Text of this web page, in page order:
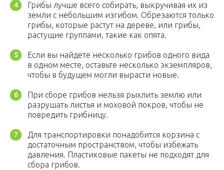
Грибы лучше всего собирать, выкручивая их из
земли с небольшим изгибом. Обрезаются только
грибы, которые растут на дереве, или грибы,
растущие группами, такие как опята.
Если вы найдете несколько грибов одного вида
в одном месте, оставьте несколько экземпляров,
чтобы в будущем могли вырасти новые.
При сборе грибов нельзя рыхлить землю или
разрушать листья и моховой покров, чтобы не
повредить грибницу.
Для транспортировки понадобится корзина с
достаточным пространством, чтобы избежать
давления. Пластиковые пакеты не подходят для
сбора грибов.